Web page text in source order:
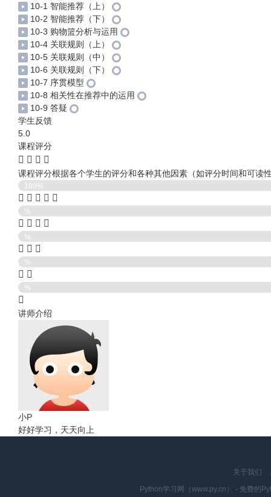
10-1 智能推荐（上）
10-2 智能推荐（下）
10-3 购物篮分析与运用
10-4 关联规则（上）
10-5 关联规则（中）
10-6 关联规则（下）
10-7 序贯模型
10-8 相关性在推荐中的运用
10-9 答疑
学生反馈
5.0
课程评分
课程评分根据各个学生的评分和各种其他因素（如评分时间和可读
100%
%
%
%
%
讲师介绍
小P
好好学习，天天向上
关于我们
Python学习网（www.py.cn） - 免费的